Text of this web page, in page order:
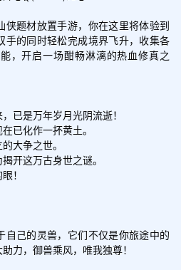
侠题材放置手游，你在这里将体验到
手的同时轻松完成境界飞升，收集各
，开启一场酣畅淋漓的热血修真之
已是万年岁月光阴流逝！
已化作一抔黄土。
大争之世。
开这万古身世之谜。
！
自己的灵兽，它们不仅是你旅途中的
力，御兽乘风，唯我独尊！